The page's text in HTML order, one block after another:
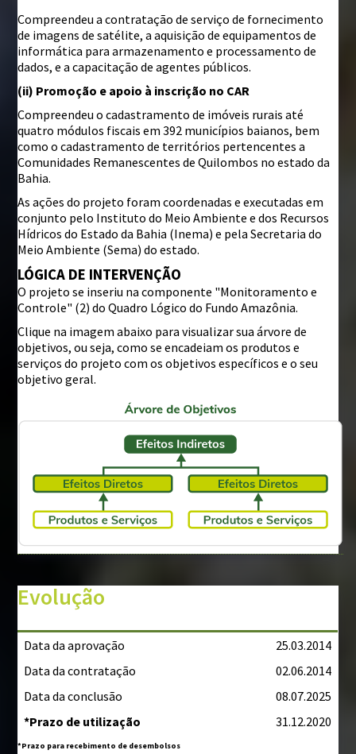
Compreendeu a contratação de serviço de fornecimento
de imagens de satélite, a aquisição de equipamentos de
informática para armazenamento e processamento de
dados, e a capacitação de agentes públicos.
(ii) Promoção e apoio à inscrição no CAR
Compreendeu o cadastramento de imóveis rurais até
quatro módulos fiscais em 392 municípios baianos, bem
como o cadastramento de territórios pertencentes a
Comunidades Remanescentes de Quilombos no estado da
Bahia.
As ações do projeto foram coordenadas e executadas em
conjunto pelo Instituto do Meio Ambiente e dos Recursos
Hídricos do Estado da Bahia (Inema) e pela Secretaria do
Meio Ambiente (Sema) do estado.
LÓGICA DE INTERVENÇÃO
O projeto se inseriu na componente "Monitoramento e
Controle" (2) do Quadro Lógico do Fundo Amazônia.
Clique na imagem abaixo para visualizar sua árvore de
objetivos, ou seja, como se encadeiam os produtos e
serviços do projeto com os objetivos específicos e o seu
objetivo geral.
Evolução
Data da aprovação
25.03.2014
Data da contratação
02.06.2014
Data da conclusão
08.07.2025
*Prazo de utilização
31.12.2020
*Prazo para recebimento de desembolsos